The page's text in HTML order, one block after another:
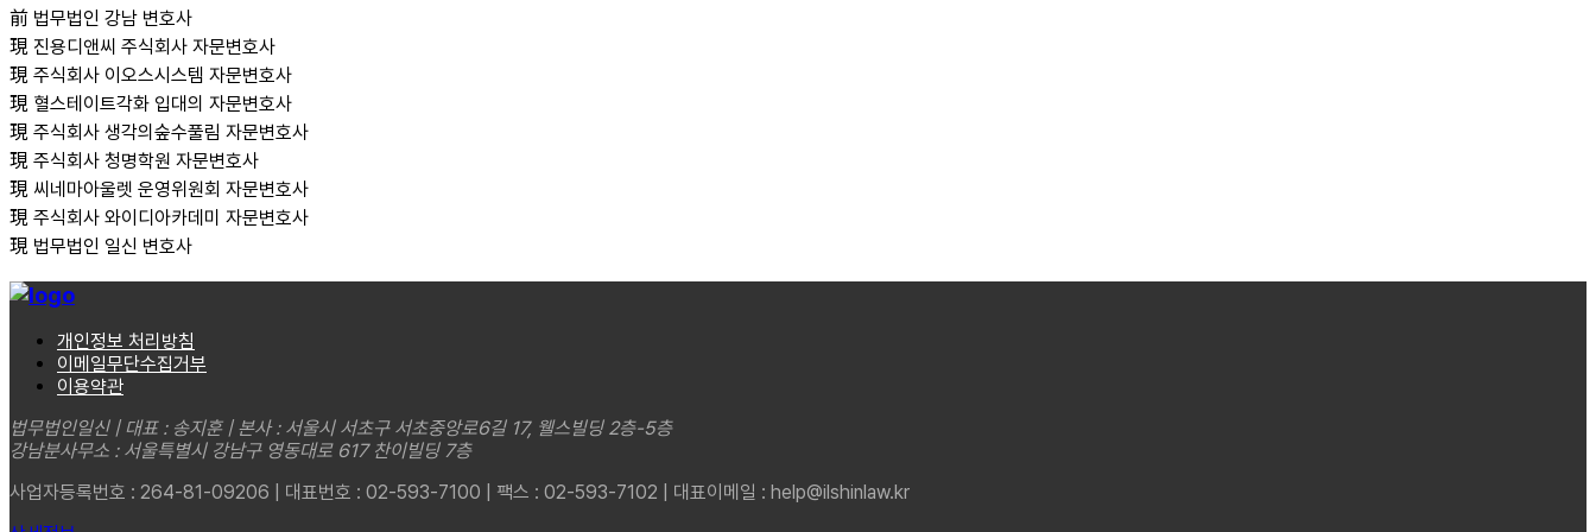
前 법무법인 강남 변호사
現 진용디앤씨 주식회사 자문변호사
現 주식회사 이오스시스템 자문변호사
現 혈스테이트각화 입대의 자문변호사
現 주식회사 생각의숲수풀림 자문변호사
現 주식회사 청명학원 자문변호사
現 씨네마아울렛 운영위원회 자문변호사
現 주식회사 와이디아카데미 자문변호사
現 법무법인 일신 변호사
개인정보 처리방침
이메일무단수집거부
이용약관
법무법인일신 | 대표 : 송지훈 | 본사 : 서울시 서초구 서초중앙로6길 17, 웰스빌딩 2층-5층
강남분사무소 : 서울특별시 강남구 영동대로 617 찬이빌딩 7층
사업자등록번호 : 264-81-09206 | 대표번호 : 02-593-7100 | 팩스 : 02-593-7102 | 대표이메일 : help@ilshinlaw.kr